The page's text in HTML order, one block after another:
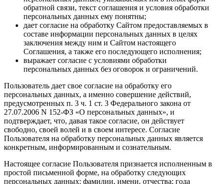
обратной связи, текст соглашения и условия обработки
персональных данных ему понятны;
дает согласие на обработку Сайтом предоставляемых в
составе информации персональных данных в целях
заключения между ним и Сайтом настоящего
Соглашения, а также его последующего исполнения;
выражает согласие с условиями обработки
персональных данных без оговорок и ограничений.
Пользователь дает свое согласие на обработку его
персональных данных, а именно совершение действий,
предусмотренных п. 3 ч. 1 ст. 3 Федерального закона от
27.07.2006 N 152-ФЗ «О персональных данных», и
подтверждает, что, давая такое согласие, он действует
свободно, своей волей и в своем интересе. Согласие
Пользователя на обработку персональных данных является
конкретным, информированным и сознательным.
Настоящее согласие Пользователя признается исполненным в
простой письменной форме, на обработку следующих
персональных данных: фамилии, имени, отчества; года